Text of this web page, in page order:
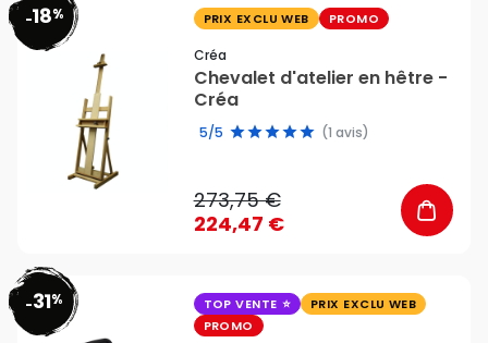
-18% PRIX EXCLU WEB PROMO
Créa
Chevalet d'atelier en hêtre -
Créa
5/5 (1 avis)
273,75 €
224,47 €
-31% TOP VENTE
PRIX EXCLU WEB
PROMO